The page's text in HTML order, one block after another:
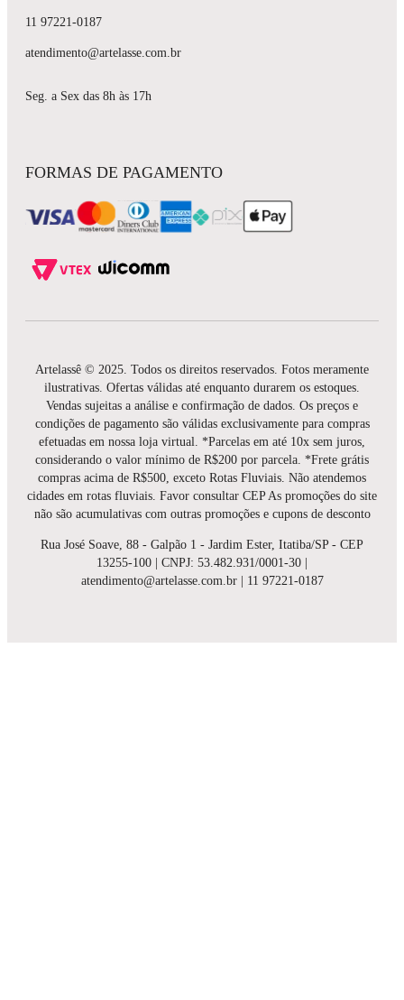
11 97221-0187
atendimento@artelasse.com.br
Seg. a Sex das 8h às 17h
FORMAS DE PAGAMENTO
Artelassê © 2025. Todos os direitos reservados. Fotos meramente
ilustrativas. Ofertas válidas até enquanto durarem os estoques.
Vendas sujeitas a análise e confirmação de dados. Os preços e
condições de pagamento são válidas exclusivamente para compras
efetuadas em nossa loja virtual. *Parcelas em até 10x sem juros,
considerando o valor mínimo de R$200 por parcela. *Frete grátis
compras acima de R$500, exceto Rotas Fluviais. Não atendemos
cidades em rotas fluviais. Favor consultar CEP As promoções do site
não são acumulativas com outras promoções e cupons de desconto
Rua José Soave, 88 - Galpão 1 - Jardim Ester, Itatiba/SP - CEP
13255-100 | CNPJ: 53.482.931/0001-30 |
atendimento@artelasse.com.br | 11 97221-0187